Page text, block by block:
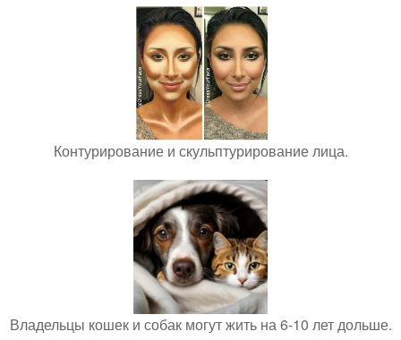
Контурирование и скульптурирование лица.
Владельцы кошек и собак могут жить на 6-10 лет дольше.